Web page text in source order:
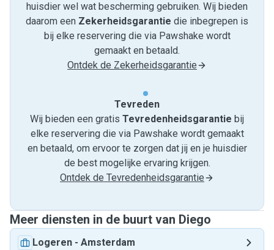
huisdier wel wat bescherming gebruiken. Wij bieden
daarom een Zekerheidsgarantie die inbegrepen is
bij elke reservering die via Pawshake wordt
gemaakt en betaald.
Ontdek de Zekerheidsgarantie
Tevreden
Wij bieden een gratis Tevredenheids­garantie bij
elke reservering die via Pawshake wordt gemaakt
en betaald, om ervoor te zorgen dat jij en je huisdier
de best mogelijke ervaring krijgen.
Ontdek de Tevredenheidsgarantie
Meer diensten in de buurt van Diego
Logeren - Amsterdam